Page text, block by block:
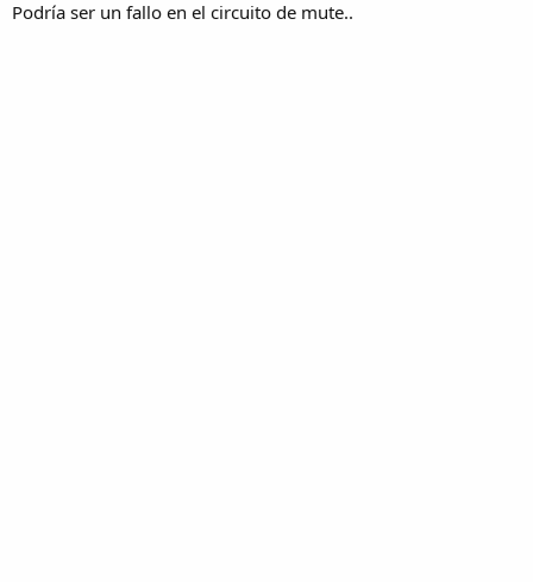
Podría ser un fallo en el circuito de mute..